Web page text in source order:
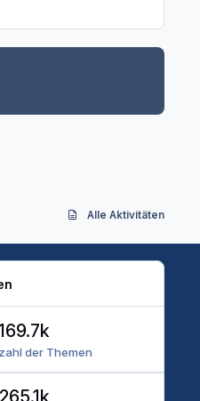
Alle Aktivitäten
der Themen
265.1k